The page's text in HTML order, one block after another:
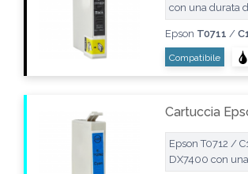
con una durata
Epson T0711 /
Compatibile
Cartuccia
Epson T0712 /
DX7400 con